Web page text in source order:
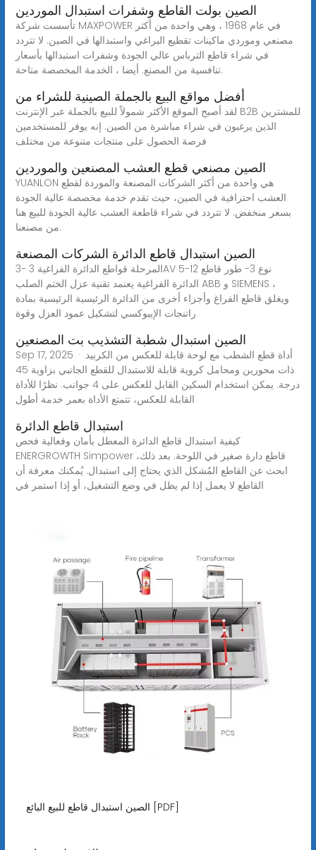
الصين بولت القاطع وشفرات استبدال الموردين
تأسست شركة MAXPOWER في عام 1968 ، وهي واحدة من أكثر
مصنعي وموردي ماكينات تقطيع البراغي واستبدالها في الصين. لا تتردد
في شراء قاطع الترباس عالي الجودة وشفرات استبدالها بأسعار
تنافسية من المصنع. أيضا ، الخدمة المخصصة متاحة.
أفضل مواقع البيع بالجملة الصينية للشراء من
لقد أصبح الموقع الأكثر شمولاً للبيع بالجملة عبر الإنترنت B2B للمشترين
الذين يرغبون في شراء مباشرة من الصين. إنه يوفر للمستخدمين
فرصة الحصول على منتجات متنوعة من مختلف
الصين مصنعي قطع العشب المصنعين والموردين
YUANLON هي واحدة من أكثر الشركات المصنعة والموردة لقطع
العشب احترافية في الصين، حيث تقدم خدمة مخصصة عالية الجودة
بسعر منخفض. لا تتردد في شراء قاطعة العشب عالية الجودة للبيع هنا
من مصنعنا.
الصين استبدال قاطع الدائرة الشركات المصنعة
3- المرحلة قواطع الدائرة الفراغية 3AV 5-12 نوع 3- طور قاطع
الدائرة الفراغية يعتمد تقنية عزل الختم الصلب ABB و SIEMENS ،
ويغلق قاطع الفراغ وأجزاء أخرى من الدائرة الرئيسية الرئيسية بمادة
راتنجات الإيبوكسي لتشكيل عمود العزل وقوة
الصين استبدال شطبة التشذيب بت المصنعين
Sep 17, 2025 · أداة قطع الشطب مع لوحة قابلة للعكس من الكربيد
ذات محورين ومحامل كروية قابلة للاستبدال للقطع الجانبي بزاوية 45
درجة. يمكن استخدام السكين القابل للعكس على 4 جوانب. نظرًا للأداة
القابلة للعكس، تتمتع الأداة بعمر خدمة أطول
استبدال قاطع الدائرة
كيفية استبدال قاطع الدائرة المعطل بأمان وفعالية فحص
ENERGROWTH Simpower قاطع دارة صغير في اللوحة. بعد ذلك،
ابحث عن القاطع المُشكل الذي يحتاج إلى استبدال. يُمكنك معرفة أن
القاطع لا يعمل إذا لم يظل في وضع التشغيل، أو إذا استمر في
الصين استبدال قاطع للبيع البائع [PDF]